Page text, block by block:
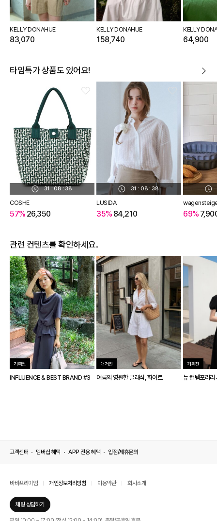
KELLY DONAHUE
83,070
KELLY DONAHUE
158,740
KELLY
64,900
타임특가 상품도 있어요!
31 :08 : 37
COSHE
57% 26,350
31 : 08 : 37
LUSIDA
35% 84,210 69%
관련 컨텐츠를 확인하세요.
기획전
INFLUENCE & BEST BRAND #3
매거진
여름의 영원한 클래식, 화이트
기획전
뉴 컨템포러리
고객센터 멤버십 혜택 APP 전용 혜택 입점/제휴문의
바바프리미엄 개인정보처리방침 이용약관 회사소개
채팅 상담하기